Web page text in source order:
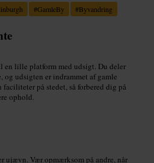
#GamleBy #Byvandring
en lille platform med udsigt. Du deler
og udsigten er indrammet af gamle
på stedet, så forbered dig på
ophold.
ujævn. Vær opmærksom på andre, når